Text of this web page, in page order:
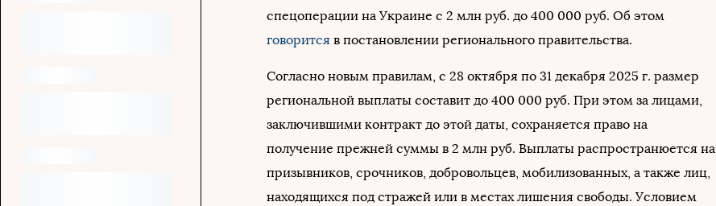
спецоперации на Украине с 2 млн руб. до 400 000 руб. Об этом
говорится в постановлении регионального правительства.
Согласно новым правилам, с 28 октября по 31 декабря 2025 г. размер
региональной выплаты составит до 400 000 руб. При этом за лицами,
заключившими контракт до этой даты, сохраняется право на
получение прежней суммы в 2 млн руб. Выплаты распространюется на
призывников, срочников, добровольцев, мобилизованных, а также лиц,
находящихся под стражей или в местах лишения свободы. Условием